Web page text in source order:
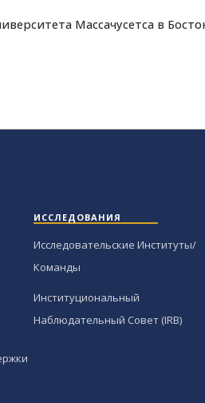
Массачусетса в
ИССЛЕДОВАНИЯ
Исследовательские Институты/
Команды
Институциональный
Наблюдательный Совет (IRB)